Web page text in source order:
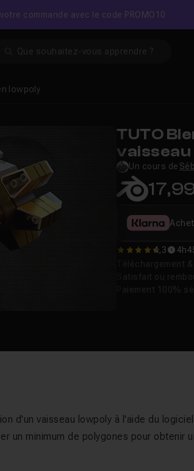
commande avec le code PROMO10
lowpoly
TUTO
vaisseau
Un cours de
4.25 4,3
d'un vaisseau lowpoly à l'aide du logiciel
un minimum de polygones pour obtenir